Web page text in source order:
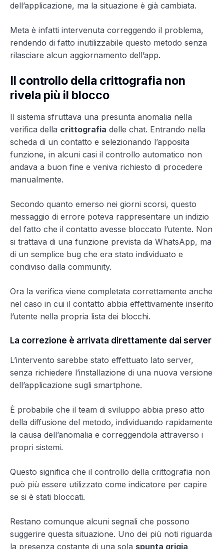
dell’applicazione, ma la situazione è già cambiata.
Meta è infatti intervenuta correggendo il problema,
rendendo di fatto inutilizzabile questo metodo senza
rilasciare alcun aggiornamento dell’app.
Il controllo della crittografia non
rivela più il blocco
Il sistema sfruttava una presunta anomalia nella
verifica della crittografia delle chat. Entrando nella
scheda di un contatto e selezionando l’apposita
funzione, in alcuni casi il controllo automatico non
andava a buon fine e veniva richiesto di procedere
manualmente.
Secondo quanto emerso nei giorni scorsi, questo
messaggio di errore poteva rappresentare un indizio
del fatto che il contatto avesse bloccato l’utente. Non
si trattava di una funzione prevista da WhatsApp, ma
di un semplice bug che era stato individuato e
condiviso dalla community.
Ora la verifica viene completata correttamente anche
nel caso in cui il contatto abbia effettivamente inserito
l’utente nella propria lista dei blocchi.
La correzione è arrivata direttamente dai server
L’intervento sarebbe stato effettuato lato server,
senza richiedere l’installazione di una nuova versione
dell’applicazione sugli smartphone.
È probabile che il team di sviluppo abbia preso atto
della diffusione del metodo, individuando rapidamente
la causa dell’anomalia e correggendola attraverso i
propri sistemi.
Questo significa che il controllo della crittografia non
può più essere utilizzato come indicatore per capire
se si è stati bloccati.
Restano comunque alcuni segnali che possono
suggerire questa situazione. Uno dei più noti riguarda
la presenza costante di una sola spunta grigia